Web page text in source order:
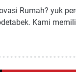
Rumah? yuk
Kami